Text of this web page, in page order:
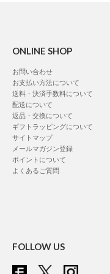
ONLINE SHOP
お問い合わせ
お支払い方法について
送料・決済手数料について
配送について
返品・交換について
ギフトラッピングについて
サイトマップ
メールマガジン登録
ポイントについて
よくあるご質問
FOLLOW US